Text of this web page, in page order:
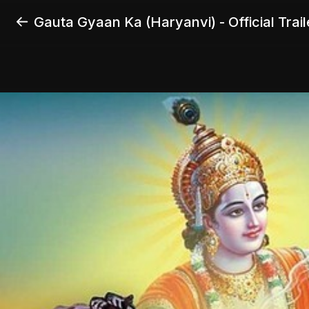
Gauta Gyaan Ka (Haryanvi) - Official